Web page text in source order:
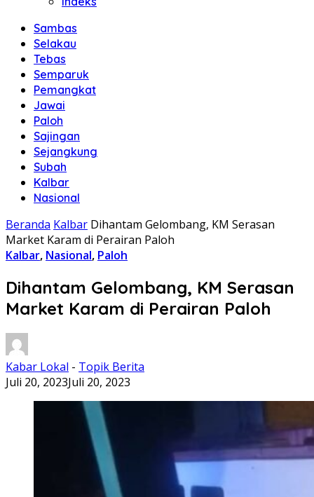
Sambas
Selakau
Tebas
Semparuk
Pemangkat
Jawai
Paloh
Sajingan
Sejangkung
Subah
Kalbar
Nasional
Beranda Kalbar Dihantam Gelombang, KM Serasan
Market Karam di Perairan Paloh
Kalbar, Nasional, Paloh
Dihantam Gelombang, KM Serasan
Market Karam di Perairan Paloh
Kabar Lokal - Topik Berita
Juli 20, 2023Juli 20, 2023